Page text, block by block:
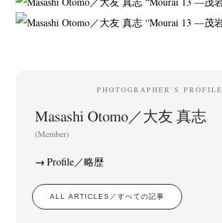
PHOTOGRAPHER’S PROFILE
Masashi Otomo／大友 真志
(Member)
Profile／略歴
ALL ARTICLES／すべての記事